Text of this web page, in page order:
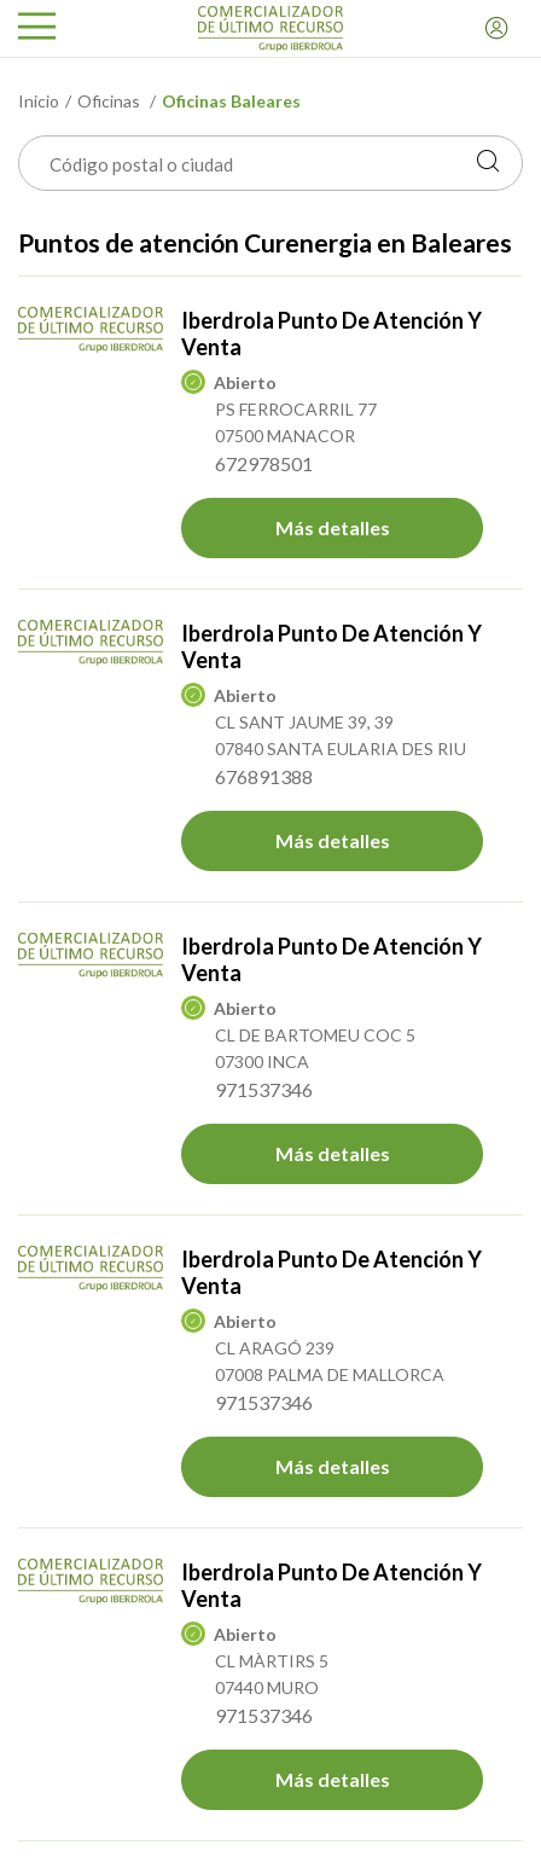
Inicio Oficinas Oficinas Baleares
Puntos de atención Curenergia en Baleares
Iberdrola Punto De Atención Y
Venta
Abierto
PS FERROCARRIL 77
07500 MANACOR
672978501
Más detalles
Iberdrola Punto De Atención Y
Venta
Abierto
CL SANT JAUME 39, 39
07840 SANTA EULARIA DES RIU
676891388
Más detalles
Iberdrola Punto De Atención Y
Venta
Abierto
CL DE BARTOMEU COC 5
07300 INCA
971537346
Más detalles
Iberdrola Punto De Atención Y
Venta
Abierto
CL ARAGÓ 239
07008 PALMA DE MALLORCA
971537346
Más detalles
Iberdrola Punto De Atención Y
Venta
Abierto
CL MÀRTIRS 5
07440 MURO
971537346
Más detalles